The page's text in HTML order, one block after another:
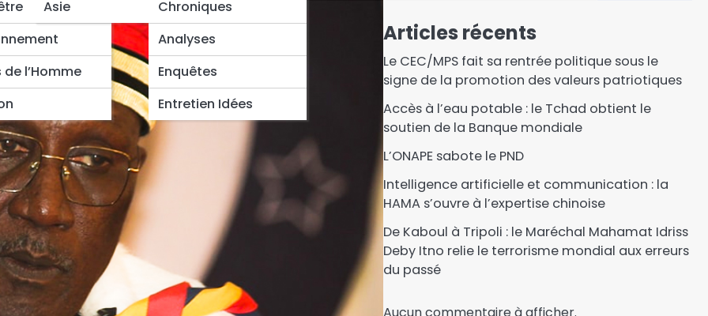
l’Homme
Asie
Chroniques
Analyses
Enquêtes
Entretien Idées
Articles récents
Le CEC/MPS fait sa rentrée politique sous le
signe de la promotion des valeurs patriotiques
Accès à l’eau potable : le Tchad obtient le
soutien de la Banque mondiale
L’ONAPE sabote le PND
Intelligence artificielle et communication : la
HAMA s’ouvre à l’expertise chinoise
De Kaboul à Tripoli : le Maréchal Mahamat Idriss
Deby Itno relie le terrorisme mondial aux erreurs
du passé
Aucun commentaire à afficher.